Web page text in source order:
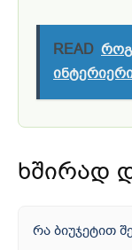
READ
ხშირად
რა ბიუჯეტით